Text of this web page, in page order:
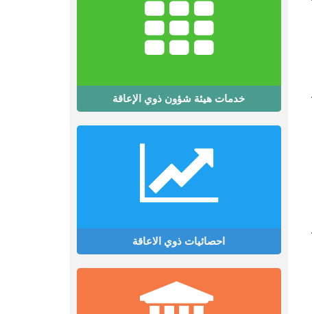
خدمات هيئة شؤون ذوي الإعاقة
احصائيات ذوي الاعاقة